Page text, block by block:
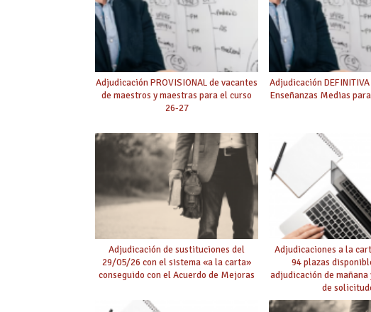
Adjudicación PROVISIONAL de vacantes
de maestros y maestras para el curso
26-27
Adjudicación
Enseñanzas Medias
Adjudicación de sustituciones del
29/05/26 con el sistema «a la carta»
conseguido con el Acuerdo de Mejoras
Adjudicaciones a la
94 plazas
adjudicación de
de